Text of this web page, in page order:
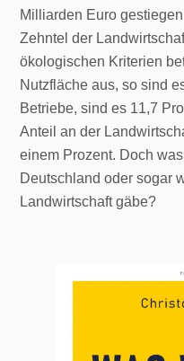
Milliarden Euro
Zehntel der
ökologischen Kriterien
Nutzfläche aus, so sind
Betriebe, sind es 11,7
Anteil an der
einem Prozent. Doch
Deutschland oder sogar
Landwirtschaft gäbe?